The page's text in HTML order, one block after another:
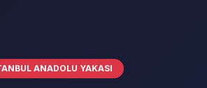
ANADOLU YAKASI